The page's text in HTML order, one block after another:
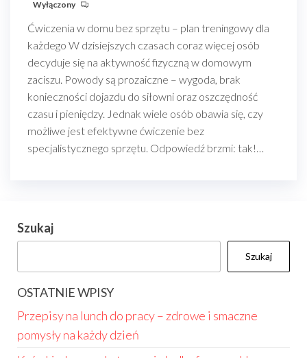
Wyłączony
Ćwiczenia w domu bez sprzętu – plan treningowy dla
każdego W dzisiejszych czasach coraz więcej osób
decyduje się na aktywność fizyczną w domowym
zaciszu. Powody są prozaiczne – wygoda, brak
konieczności dojazdu do siłowni oraz oszczędność
czasu i pieniędzy. Jednak wiele osób obawia się, czy
możliwe jest efektywne ćwiczenie bez
specjalistycznego sprzętu. Odpowiedź brzmi: tak!…
Szukaj
Szukaj
OSTATNIE WPISY
Przepisy na lunch do pracy – zdrowe i smaczne
pomysły na każdy dzień